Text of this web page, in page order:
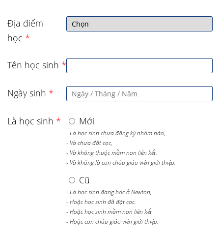
Địa điểm
học *
Tên học sinh *
Ngày sinh *
Là học sinh * Mới
- Là học sinh chưa đăng ký nhóm nào,
- Và chưa đặt cọc,
- Và không thuộc mầm non liên kết.
- Và không là con cháu giáo viên giới thiệu.
Cũ
- Là học sinh đang học ở Newton,
- Hoặc học sinh đã đặt cọc.
- Hoặc học sinh mầm non liên kết
- Hoặc con cháu giáo viên giới thiệu.